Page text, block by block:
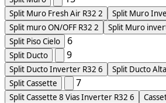
Split Muro Fresh Air R32 2 Split Muro
Split muro ON/OFF R32 2 Split Muro
Split Piso Cielo
6
Split Ducto 9
Split Ducto Inverter R32 6 Split Ducto
Split Cassette
7
Split Cassette 8 Vias Inverter R32 6